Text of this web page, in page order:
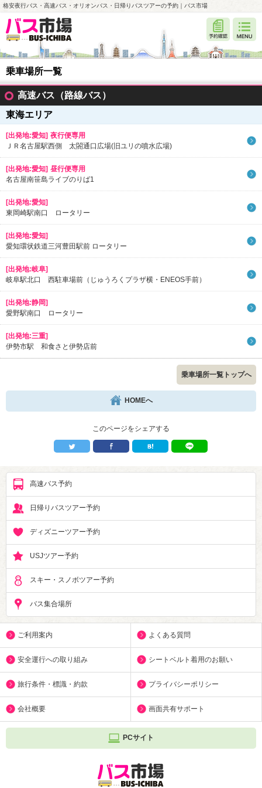
格安夜行バス・高速バス・オリオンバス・日帰りバスツアーの予約｜バス市場
乗車場所一覧
高速バス（路線バス）
東海エリア
[出発地:愛知] 夜行便専用
ＪＲ名古屋駅西側 太閤通口広場(旧ユリの噴水広場)
[出発地:愛知] 昼行便専用
名古屋南笹島ライブのりば1
[出発地:愛知]
東岡崎駅南口 ロータリー
[出発地:愛知]
愛知環状鉄道三河豊田駅前 ロータリー
[出発地:岐阜]
岐阜駅北口 西駐車場前（じゅうろくプラザ横・ENEOS手前）
[出発地:静岡]
愛野駅南口 ロータリー
[出発地:三重]
伊勢市駅 和食さと伊勢店前
乗車場所一覧トップへ
HOMEへ
このページをシェアする
高速バス予約
日帰りバスツアー予約
ディズニーツアー予約
USJツアー予約
スキー・スノボツアー予約
バス集合場所
ご利用案内 よくある質問
安全運行への取り組み シートベルト着用のお願い
旅行条件・標識・約款 プライバシーポリシー
会社概要 画面共有サポート
PCサイト